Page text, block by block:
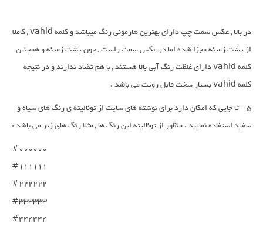
در بالا , عکس سمت چپ دارای بهترین هارمونی رنگ میباشد و کلمه vahid , کاملا
از پشت زمینه مجزا شده اما در عکس سمت راست , چون پشت زمینه و همچنین
کلمه vahid دارای غلظت رنگ آبی بالا هستند , با هم تضاد ندارند و در نتیجه
کلمه vahid بسیار سخت قابل رویت می باشد .
5 – تا جایی که امکان دارد برای نوشته های سایت از تونالیته ی رنگ های سیاه و
سفید استفاده نمایید . منظور از تونالیته این رنگ ها , مثلا رنگ های زیر می باشد :
#000000
#111111
#222222
#333333
#444444